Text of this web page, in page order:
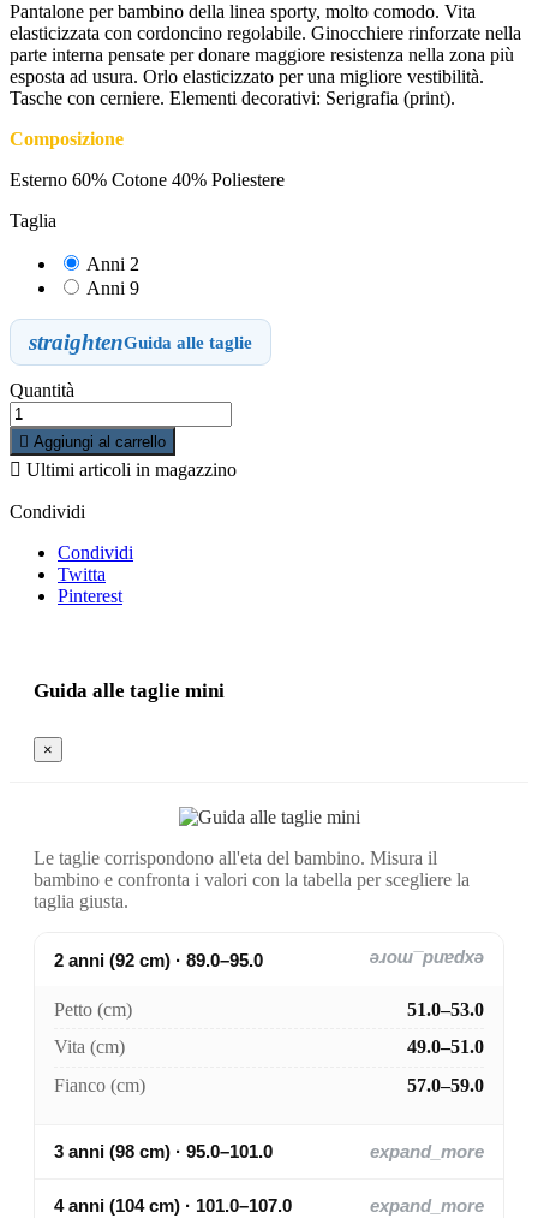
Pantalone per bambino della linea sporty, molto comodo. Vita
elasticizzata con cordoncino regolabile. Ginocchiere rinforzate nella
parte interna pensate per donare maggiore resistenza nella zona più
esposta ad usura. Orlo elasticizzato per una migliore vestibilità.
Tasche con cerniere. Elementi decorativi: Serigrafia (print).
Composizione
Esterno 60% Cotone 40% Poliestere
Taglia
Anni 2
Anni 9
straightenGuida alle taglie
Quantità
 Aggiungi al carrello
 Ultimi articoli in magazzino
Condividi
Condividi
Twitta
Pinterest
Guida alle taglie mini
×
Le taglie corrispondono all'eta del bambino. Misura il
bambino e confronta i valori con la tabella per scegliere la
taglia giusta.
2 anni (92 cm) · 89.0–95.0 expand_more
Petto (cm)
51.0–53.0
Vita (cm)
49.0–51.0
Fianco (cm)
57.0–59.0
3 anni (98 cm) · 95.0–101.0 expand_more
4 anni (104 cm) · 101.0–107.0 expand_more